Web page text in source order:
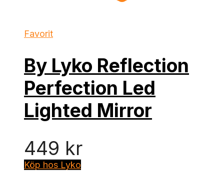
Favorit
By Lyko Reflection
Perfection Led
Lighted Mirror
449 kr
Köp hos Lyko